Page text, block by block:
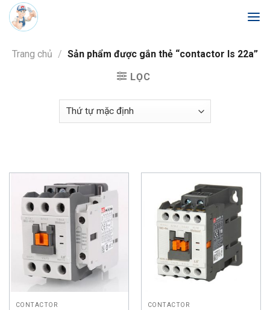
Skip
Trang chủ / Sản phẩm được gắn thẻ “contactor ls 22a”
LỌC
CONTACTOR CONTACTOR